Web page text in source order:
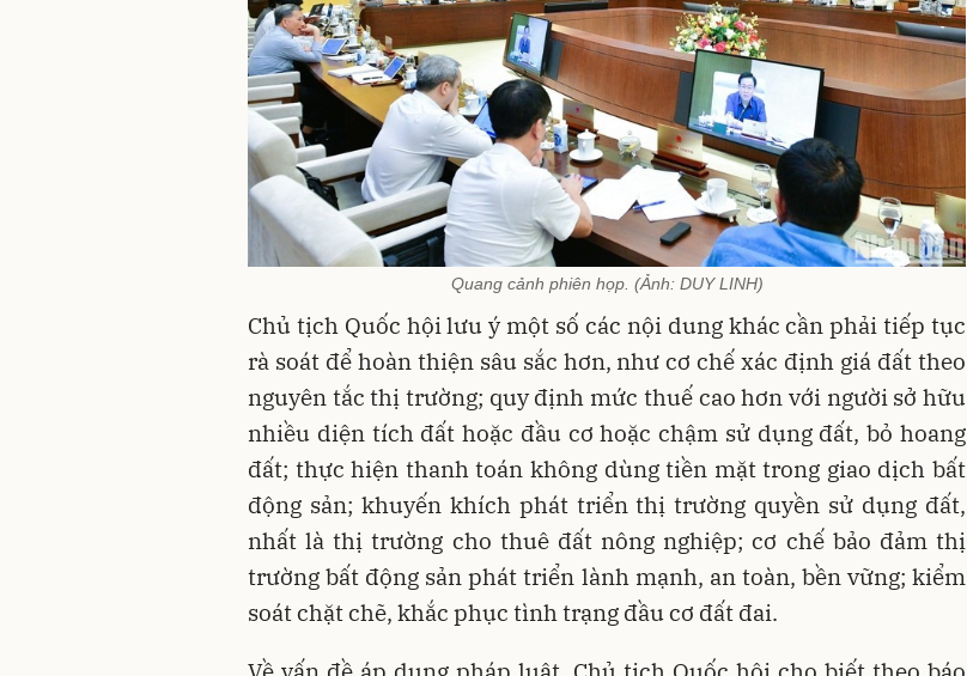
Quang cảnh phiên họp. (Ảnh: DUY LINH)
Chủ tịch Quốc hội lưu ý một số các nội dung khác cần phải tiếp tục
rà soát để hoàn thiện sâu sắc hơn, như cơ chế xác định giá đất theo
nguyên tắc thị trường; quy định mức thuế cao hơn với người sở hữu
nhiều diện tích đất hoặc đầu cơ hoặc chậm sử dụng đất, bỏ hoang
đất; thực hiện thanh toán không dùng tiền mặt trong giao dịch bất
động sản; khuyến khích phát triển thị trường quyền sử dụng đất,
nhất là thị trường cho thuê đất nông nghiệp; cơ chế bảo đảm thị
trường bất động sản phát triển lành mạnh, an toàn, bền vững; kiểm
soát chặt chẽ, khắc phục tình trạng đầu cơ đất đai.